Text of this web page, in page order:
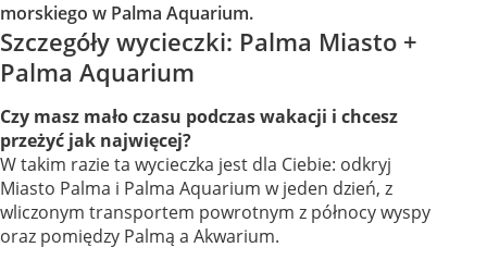
morskiego w Palma Aquarium.
Szczegóły wycieczki: Palma Miasto +
Palma Aquarium
Czy masz mało czasu podczas wakacji i chcesz
przeżyć jak najwięcej?
W takim razie ta wycieczka jest dla Ciebie: odkryj
Miasto Palma i Palma Aquarium w jeden dzień, z
wliczonym transportem powrotnym z północy wyspy
oraz pomiędzy Palmą a Akwarium.